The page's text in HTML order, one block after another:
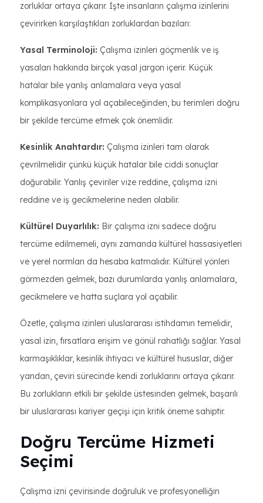
zorluklar ortaya çıkarır. İşte insanların çalışma izinlerini
çevirirken karşılaştıkları zorluklardan bazıları:
Yasal Terminoloji: Çalışma izinleri göçmenlik ve iş
yasaları hakkında birçok yasal jargon içerir. Küçük
hatalar bile yanlış anlamalara veya yasal
komplikasyonlara yol açabileceğinden, bu terimleri doğru
bir şekilde tercüme etmek çok önemlidir.
Kesinlik Anahtardır: Çalışma izinleri tam olarak
çevrilmelidir çünkü küçük hatalar bile ciddi sonuçlar
doğurabilir. Yanlış çeviriler vize reddine, çalışma izni
reddine ve iş gecikmelerine neden olabilir.
Kültürel Duyarlılık: Bir çalışma izni sadece doğru
tercüme edilmemeli, aynı zamanda kültürel hassasiyetleri
ve yerel normları da hesaba katmalıdır. Kültürel yönleri
görmezden gelmek, bazı durumlarda yanlış anlamalara,
gecikmelere ve hatta suçlara yol açabilir.
Özetle, çalışma izinleri uluslararası istihdamın temelidir,
yasal izin, fırsatlara erişim ve gönül rahatlığı sağlar. Yasal
karmaşıklıklar, kesinlik ihtiyacı ve kültürel hususlar, diğer
yandan, çeviri sürecinde kendi zorluklarını ortaya çıkarır.
Bu zorlukların etkili bir şekilde üstesinden gelmek, başarılı
bir uluslararası kariyer geçişi için kritik öneme sahiptir.
Doğru Tercüme Hizmeti
Seçimi
Çalışma izni çevirisinde doğruluk ve profesyonelliğin